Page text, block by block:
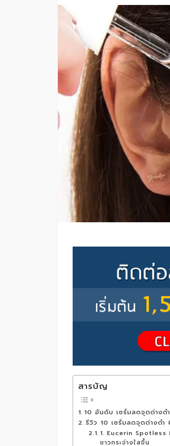
สารบัญ
10 อันดับ เซรั่มลดจุดด่างด
รีวิว 10 เซรั่มลดจุดด่างดำ
1. Eucerin Spotless
ขาวกระจ่างใสขึ้น